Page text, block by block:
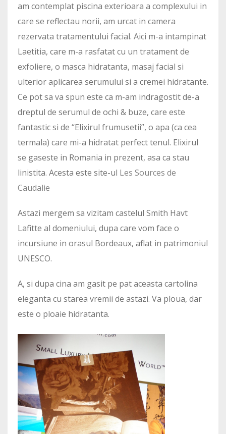
am contemplat piscina exterioara a complexului in
care se reflectau norii, am urcat in camera
rezervata tratamentului facial. Aici m-a intampinat
Laetitia, care m-a rasfatat cu un tratament de
exfoliere, o masca hidratanta, masaj facial si
ulterior aplicarea serumului si a cremei hidratante.
Ce pot sa va spun este ca m-am indragostit de-a
dreptul de serumul de ochi & buze, care este
fantastic si de “Elixirul frumusetii”, o apa (ca cea
termala) care mi-a hidratat perfect tenul. Elixirul
se gaseste in Romania in prezent, asa ca stau
linistita. Acesta este site-ul Les Sources de
Caudalie
Astazi mergem sa vizitam castelul Smith Havt
Lafitte al domeniului, dupa care vom face o
incursiune in orasul Bordeaux, aflat in patrimoniul
UNESCO.
A, si dupa cina am gasit pe pat aceasta cartolina
eleganta cu starea vremii de astazi. Va ploua, dar
este o ploaie hidratanta.